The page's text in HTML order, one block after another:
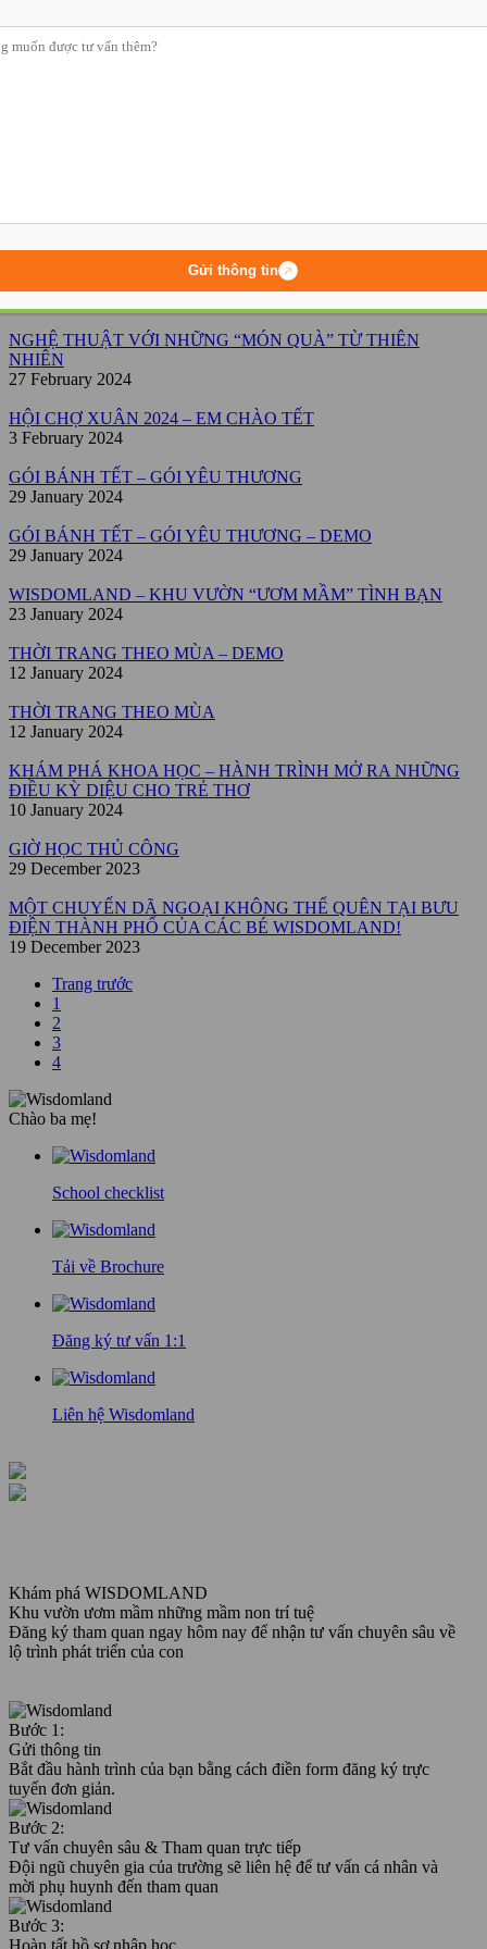
Trang chủ-Tin tức-Hoạt động học-Page 4
NGHỆ THUẬT VỚI NHỮNG “MÓN QUÀ” TỪ THIÊN
NHIÊN
27 February 2024
HỘI CHỢ XUÂN 2024 – EM CHÀO TẾT
3 February 2024
GÓI BÁNH TẾT – GÓI YÊU THƯƠNG
29 January 2024
GÓI BÁNH TẾT – GÓI YÊU THƯƠNG – DEMO
29 January 2024
WISDOMLAND – KHU VƯỜN “ƯƠM MẦM” TÌNH BẠN
23 January 2024
THỜI TRANG THEO MÙA – DEMO
12 January 2024
THỜI TRANG THEO MÙA
12 January 2024
KHÁM PHÁ KHOA HỌC – HÀNH TRÌNH MỞ RA NHỮNG
ĐIỀU KỲ DIỆU CHO TRẺ THƠ
10 January 2024
GIỜ HỌC THỦ CÔNG
29 December 2023
MỘT CHUYẾN DÃ NGOẠI KHÔNG THỂ QUÊN TẠI BƯU
ĐIỆN THÀNH PHỐ CỦA CÁC BÉ WISDOMLAND!
19 December 2023
Trang trước
1
2
3
4
Chào ba mẹ!
School checklist
Tải về Brochure
Đăng ký tư vấn 1:1
Liên hệ Wisdomland
Khám phá WISDOMLAND
Khu vườn ươm mầm những mầm non trí tuệ
Đăng ký tham quan ngay hôm nay để nhận tư vấn chuyên sâu về
lộ trình phát triển của con
Bước 1:
Gửi thông tin
Bắt đầu hành trình của bạn bằng cách điền form đăng ký trực
tuyến đơn giản.
Bước 2:
Tư vấn chuyên sâu & Tham quan trực tiếp
Đội ngũ chuyên gia của trường sẽ liên hệ để tư vấn cá nhân và
mời phụ huynh đến tham quan
Bước 3:
Hoàn tất hồ sơ nhập học
Gửi thông tin